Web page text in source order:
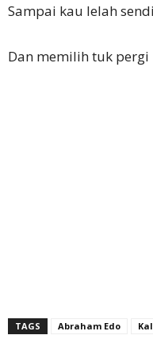
Sampai kau lelah
Dan memilih tuk pergi
TAGS Abraham Edo